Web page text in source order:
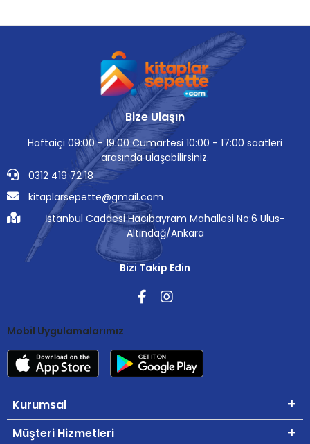
Bize Ulaşın
Haftaiçi 09:00 - 19:00 Cumartesi 10:00 - 17:00 saatleri
arasında ulaşabilirsiniz.
0312 419 72 18
kitaplarsepette@gmail.com
İstanbul Caddesi Hacıbayram Mahallesi No:6 Ulus-
Altındağ/Ankara
Bizi Takip Edin
Mobil Uygulamalarımız
Kurumsal
Müşteri Hizmetleri